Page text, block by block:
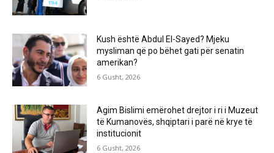
Kush është Abdul El-Sayed? Mjeku
mysliman që po bëhet gati për senatin
amerikan?
6 Gusht, 2026
Agim Bislimi emërohet drejtor i ri i Muzeut
të Kumanovës, shqiptari i parë në krye të
institucionit
6 Gusht, 2026